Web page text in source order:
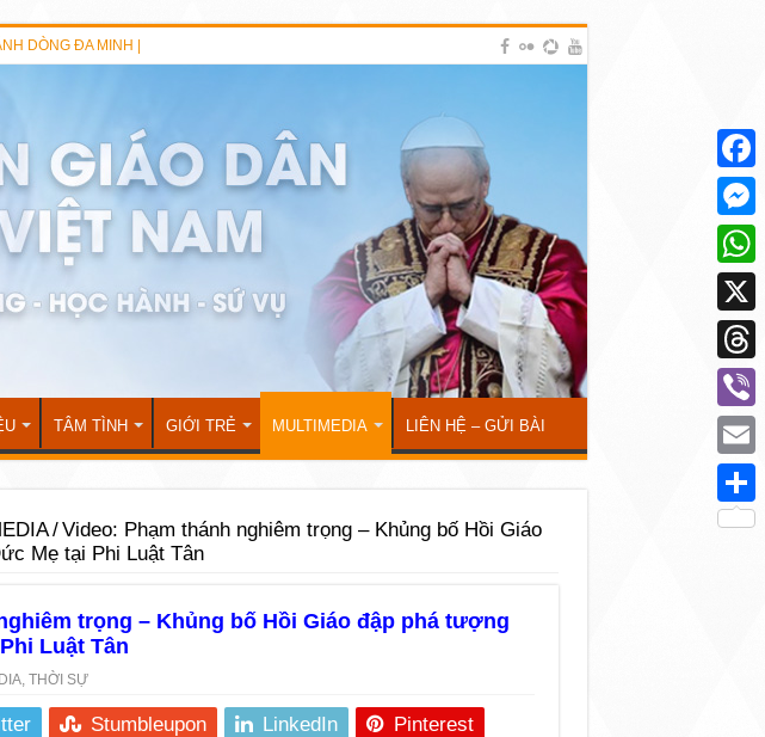
DÒNG ĐA MINH |
TÂM TÌNH GIỚI TRẺ MULTIMEDIA LIÊN HỆ – GỬI BÀI
/Video: Phạm thánh nghiêm trọng – Khủng bố Hồi Giáo
Mẹ tại Phi Luật Tân
trọng – Khủng bố Hồi Giáo đập phá tượng
Luật Tân
, THỜI SỰ
Stumbleupon LinkedIn Pinterest
X
Viber